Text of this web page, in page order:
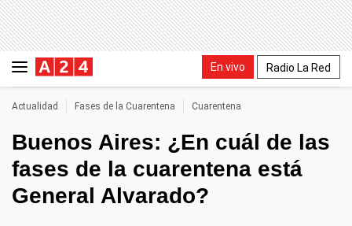
En vivo Radio La Red
Actualidad Fases de la Cuarentena Cuarentena
Buenos Aires: ¿En cuál de las
fases de la cuarentena está
General Alvarado?